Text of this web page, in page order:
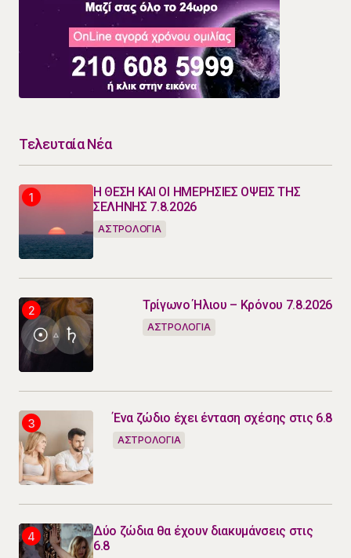
Τελευταία Νέα
Η ΘΕΣΗ ΚΑΙ ΟΙ ΗΜΕΡΗΣΙΕΣ ΟΨΕΙΣ ΤΗΣ
ΣΕΛΗΝΗΣ 7.8.2026
ΑΣΤΡΟΛΟΓΙΑ
Τρίγωνο Ήλιου – Κρόνου 7.8.2026
ΑΣΤΡΟΛΟΓΙΑ
Ένα ζώδιο έχει ένταση σχέσης στις 6.8
ΑΣΤΡΟΛΟΓΙΑ
Δύο ζώδια θα έχουν διακυμάνσεις στις
6.8